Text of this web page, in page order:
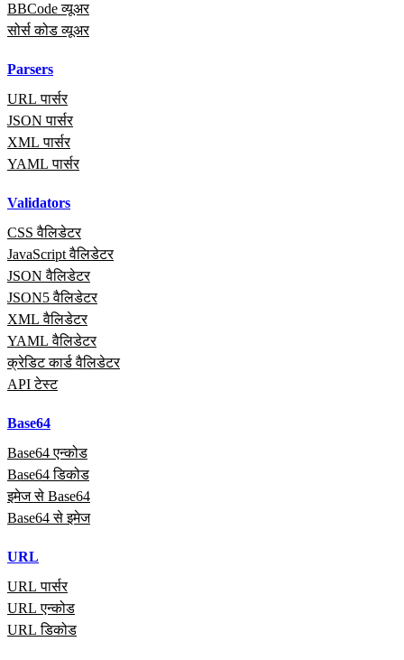
BBCode व्यूअर
सोर्स कोड व्यूअर
Parsers
URL पार्सर
JSON पार्सर
XML पार्सर
YAML पार्सर
Validators
CSS वैलिडेटर
JavaScript वैलिडेटर
JSON वैलिडेटर
JSON5 वैलिडेटर
XML वैलिडेटर
YAML वैलिडेटर
क्रेडिट कार्ड वैलिडेटर
API टेस्ट
Base64
Base64 एन्कोड
Base64 डिकोड
इमेज से Base64
Base64 से इमेज
URL
URL पार्सर
URL एन्कोड
URL डिकोड